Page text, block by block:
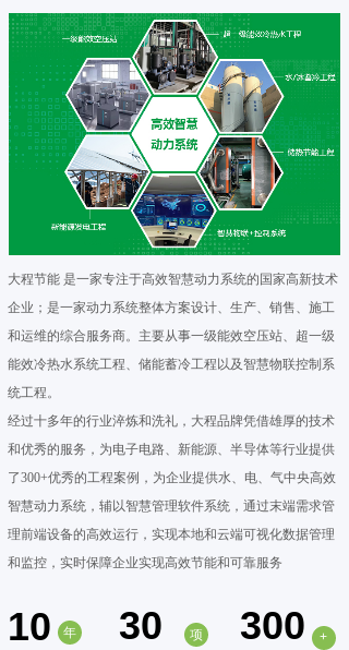
30
年 项 300
10
大程节能 是一家专注于高效智慧动力系统的国家高新技术
企业；是一家动力系统整体方案设计、生产、销售、施工
和运维的综合服务商。主要从事一级能效空压站、超一级
能效冷热水系统工程、储能蓄冷工程以及智慧物联控制系
统工程。
经过十多年的行业淬炼和洗礼，大程品牌凭借雄厚的技术
和优秀的服务，为电子电路、新能源、半导体等行业提供
了300+优秀的工程案例，为企业提供水、电、气中央高效
智慧动力系统，辅以智慧管理软件系统，通过末端需求管
理前端设备的高效运行，实现本地和云端可视化数据管理
和监控，实时保障企业实现高效节能和可靠服务
+